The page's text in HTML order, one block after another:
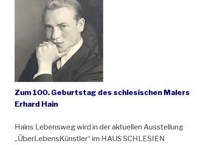
Zum 100. Geburtstag des schlesischen Malers
Erhard Hain
Hains Lebensweg wird in der aktuellen Ausstellung
„ÜberLebensKünstler“ im HAUS SCHLESIEN